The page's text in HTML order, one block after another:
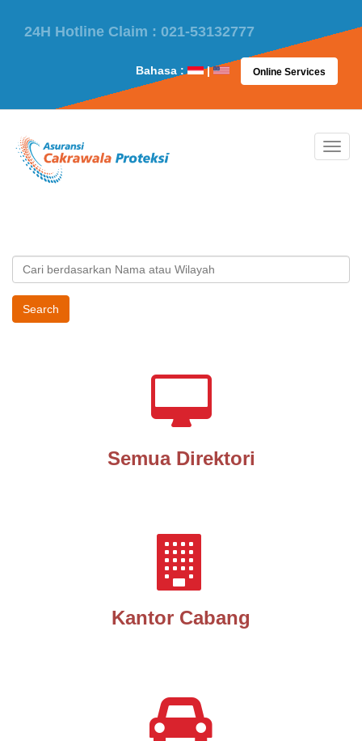
24H Hotline Claim : 021-53132777
Bahasa : | Online Services
Semua Direktori
Kantor Cabang